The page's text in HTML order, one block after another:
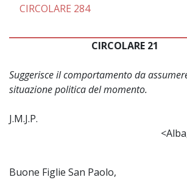
CIRCOLARE 284
CIRCOLARE 21
Suggerisce il comportamento da
situazione politica del momento.
J.M.J.P.
Buone Figlie San Paolo,